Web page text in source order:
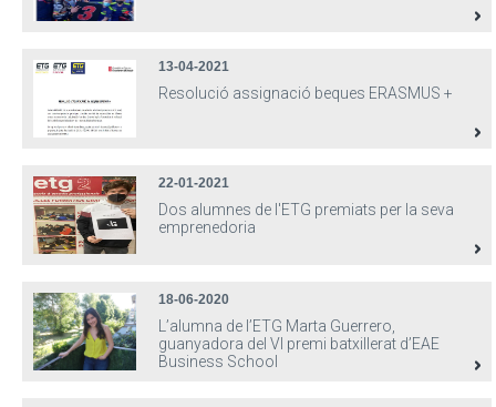
13-04-2021
Resolució assignació beques ERASMUS +
22-01-2021
Dos alumnes de l'ETG premiats per la seva
emprenedoria
18-06-2020
L’alumna de l’ETG Marta Guerrero,
guanyadora del VI premi batxillerat d’EAE
Business School